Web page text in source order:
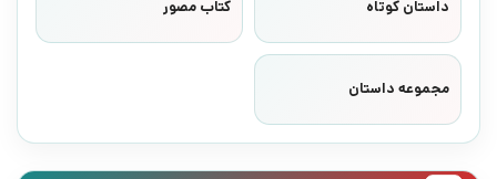
داستان کوتاه کتاب مصور
مجموعه داستان